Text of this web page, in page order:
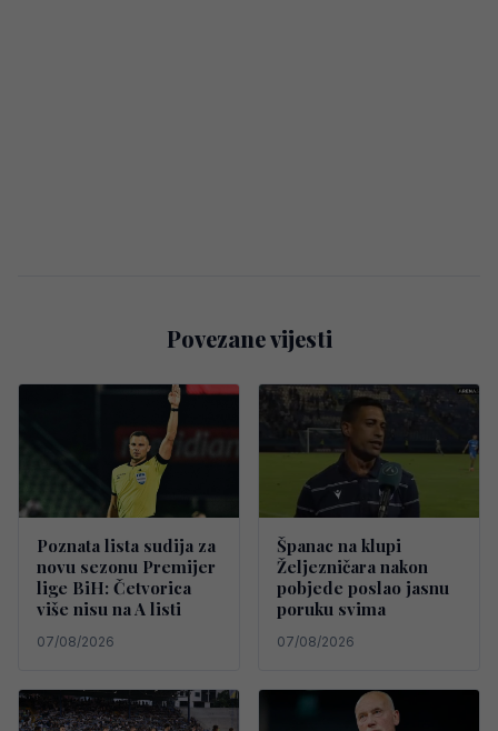
Povezane vijesti
Poznata lista sudija za
novu sezonu Premijer
lige BiH: Četvorica
više nisu na A listi
07/08/2026
Španac na klupi
Željezničara nakon
pobjede poslao jasnu
poruku svima
07/08/2026